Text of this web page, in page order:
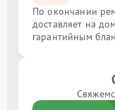
По окончании
доставляет на
гарантийным